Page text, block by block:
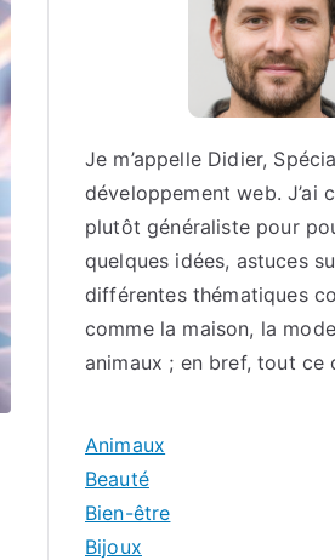
Je m’appelle Didier,
développement web. J’ai
plutôt généraliste pour
quelques idées, astuces
différentes thématiques
comme la maison, la
animaux ; en bref, tout ce
Animaux
Beauté
Bien-être
Bijoux